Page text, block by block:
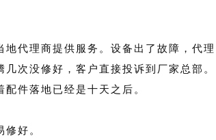
代理商提供服务。设备出了故障，代理
次没修好，客户直接投诉到厂家总部。
件落地已经是十天之后。
好。